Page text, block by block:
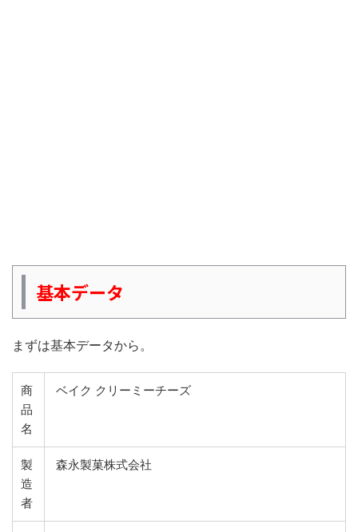
基本データ
まずは基本データから。
商
品
名
ベイク クリーミーチーズ
製
造
者
森永製菓株式会社